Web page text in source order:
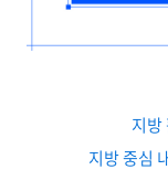
지방
지방 중심